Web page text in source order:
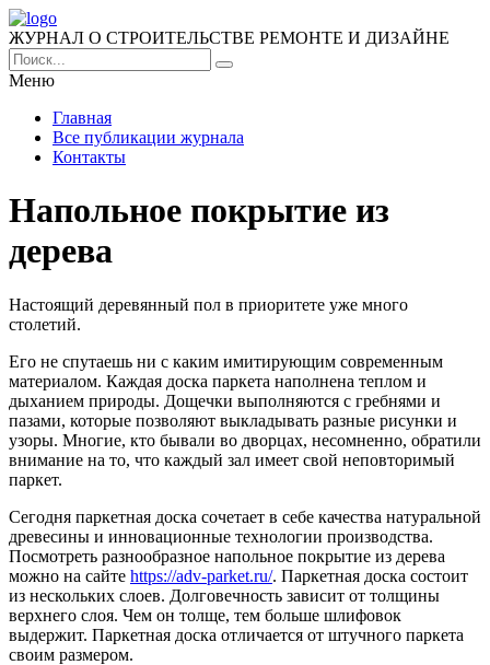
ЖУРНАЛ О СТРОИТЕЛЬСТВЕ РЕМОНТЕ И ДИЗАЙНЕ
Меню
Главная
Все публикации журнала
Контакты
Напольное покрытие из
дерева
Настоящий деревянный пол в приоритете уже много
столетий.
Его не спутаешь ни с каким имитирующим современным
материалом. Каждая доска паркета наполнена теплом и
дыханием природы. Дощечки выполняются с гребнями и
пазами, которые позволяют выкладывать разные рисунки и
узоры. Многие, кто бывали во дворцах, несомненно, обратили
внимание на то, что каждый зал имеет свой неповторимый
паркет.
Сегодня паркетная доска сочетает в себе качества натуральной
древесины и инновационные технологии производства.
Посмотреть разнообразное напольное покрытие из дерева
можно на сайте https://adv-parket.ru/. Паркетная доска состоит
из нескольких слоев. Долговечность зависит от толщины
верхнего слоя. Чем он толще, тем больше шлифовок
выдержит. Паркетная доска отличается от штучного паркета
своим размером.